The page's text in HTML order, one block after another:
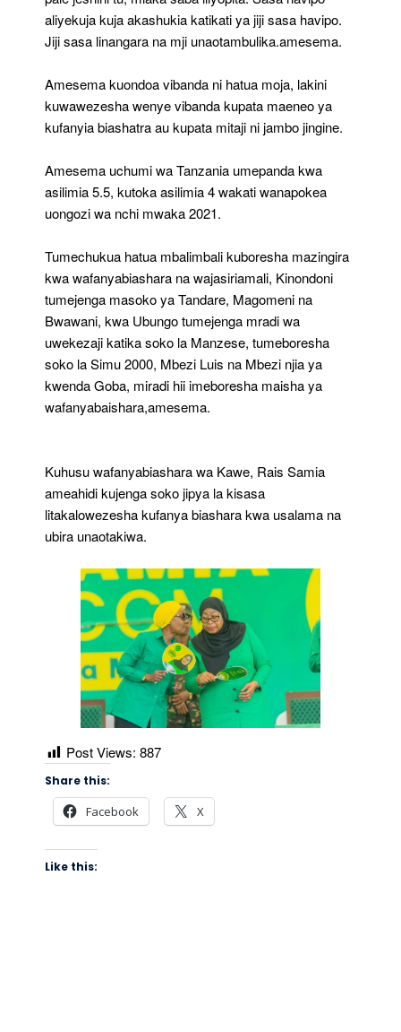
aliyekuja kuja akashukia katikati ya jiji sasa havipo.
Jiji sasa linangara na mji unaotambulika.amesema.
Amesema kuondoa vibanda ni hatua moja, lakini
kuwawezesha wenye vibanda kupata maeneo ya
kufanyia biashatra au kupata mitaji ni jambo jingine.
Amesema uchumi wa Tanzania umepanda kwa
asilimia 5.5, kutoka asilimia 4 wakati wanapokea
uongozi wa nchi mwaka 2021.
Tumechukua hatua mbalimbali kuboresha mazingira
kwa wafanyabiashara na wajasiriamali, Kinondoni
tumejenga masoko ya Tandare, Magomeni na
Bwawani, kwa Ubungo tumejenga mradi wa
uwekezaji katika soko la Manzese, tumeboresha
soko la Simu 2000, Mbezi Luis na Mbezi njia ya
kwenda Goba, miradi hii imeboresha maisha ya
wafanyabaishara,amesema.
Kuhusu wafanyabiashara wa Kawe, Rais Samia
ameahidi kujenga soko jipya la kisasa
litakalowezesha kufanya biashara kwa usalama na
ubira unaotakiwa.
Post Views: 887
Share this:
Facebook X
Like this: